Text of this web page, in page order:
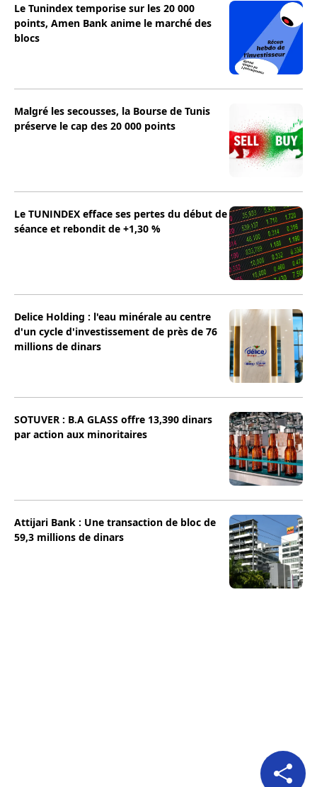
Le Tunindex temporise sur les 20 000
points, Amen Bank anime le marché des
blocs
Malgré les secousses, la Bourse de Tunis
préserve le cap des 20 000 points
Le TUNINDEX efface ses pertes du début de
séance et rebondit de +1,30 %
Delice Holding : l'eau minérale au centre
d'un cycle d'investissement de près de 76
millions de dinars
SOTUVER : B.A GLASS offre 13,390 dinars
par action aux minoritaires
Attijari Bank : Une transaction de bloc de
59,3 millions de dinars